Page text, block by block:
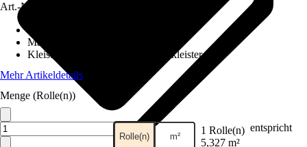
Art.-Nr.
Maße (BxH)
Kleisterempfehlung
Vliestapetenkleister
Mehr Artikeldetails
Menge (Rolle(n))
Rolle(n) m² 1 Rolle(n) entspricht
5,327 m²